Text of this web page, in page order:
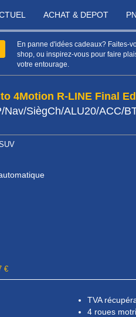
ACHAT & DEPOT
En panne d'idées cadeaux? Faites-
shop, ou inspirez-vous pour faire
votre entourage.
4Motion R-LINE Final
Nav/SiègCh/ALU20/ACC/
€
TVA
4 roues